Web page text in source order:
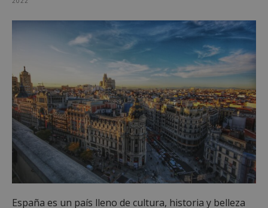
España es un país lleno de cultura, historia y belleza